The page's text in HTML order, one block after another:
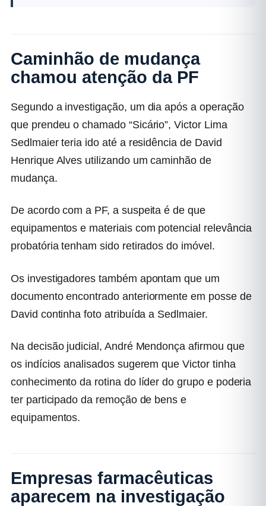
Caminhão de mudança
chamou atenção da PF
Segundo a investigação, um dia após a operação
que prendeu o chamado “Sicário”, Victor Lima
Sedlmaier teria ido até a residência de David
Henrique Alves utilizando um caminhão de
mudança.
De acordo com a PF, a suspeita é de que
equipamentos e materiais com potencial relevância
probatória tenham sido retirados do imóvel.
Os investigadores também apontam que um
documento encontrado anteriormente em posse de
David continha foto atribuída a Sedlmaier.
Na decisão judicial, André Mendonça afirmou que
os indícios analisados sugerem que Victor tinha
conhecimento da rotina do líder do grupo e poderia
ter participado da remoção de bens e
equipamentos.
Empresas farmacêuticas
aparecem na investigação